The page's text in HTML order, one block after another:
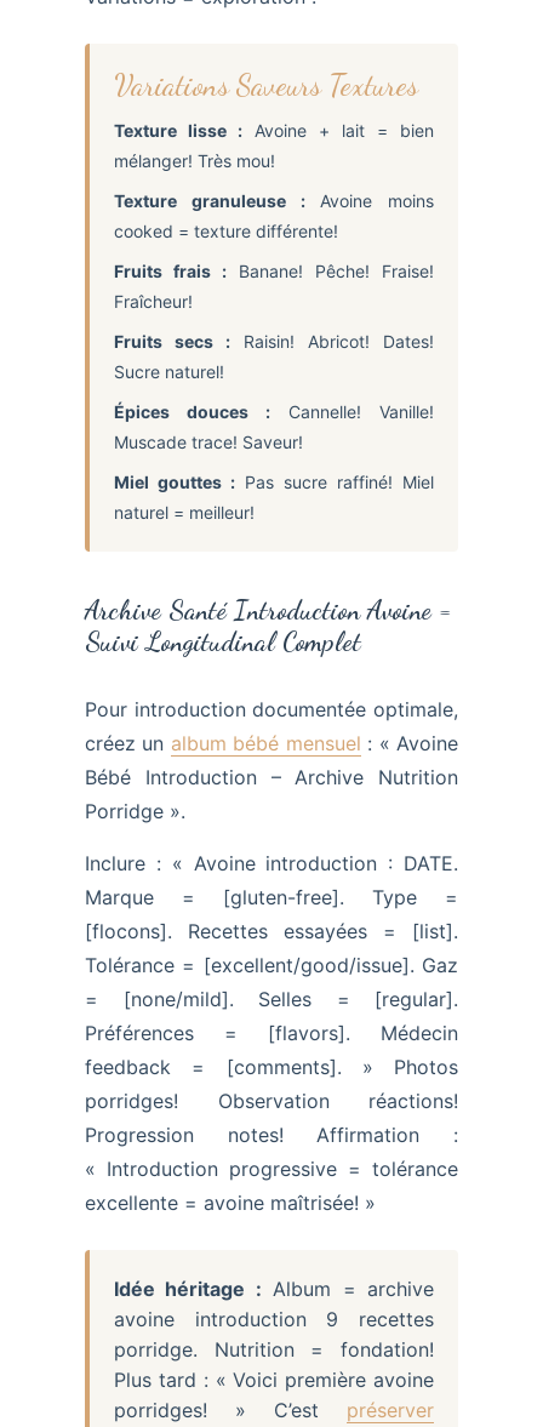
Variations Saveurs Textures
Texture lisse : Avoine + lait = bien
mélanger! Très mou!
Texture granuleuse :Avoine moins
cooked = texture différente!
Fruits frais : Banane! Pêche! Fraise!
Fraîcheur!
Fruits secs : Raisin! Abricot! Dates!
Sucre naturel!
Épices douces : Cannelle! Vanille!
Muscade trace! Saveur!
Miel gouttes : Pas sucre raffiné! Miel
naturel = meilleur!
Archive Santé Introduction Avoine =
Suivi Longitudinal Complet
Pour introduction documentée optimale,
créez un album bébé mensuel : « Avoine
Bébé Introduction – Archive Nutrition
Porridge ».
Inclure : « Avoine introduction : DATE.
Marque = [gluten-free]. Type =
[flocons]. Recettes essayées = [list].
Tolérance = [excellent/good/issue]. Gaz
= [none/mild]. Selles = [regular].
Préférences = [flavors]. Médecin
feedback = [comments]. » Photos
porridges! Observation réactions!
Progression notes! Affirmation :
« Introduction progressive = tolérance
excellente = avoine maîtrisée! »
Idée héritage : Album = archive
avoine introduction 9 recettes
porridge. Nutrition = fondation!
Plus tard : « Voici première avoine
porridges! » C’est préserver